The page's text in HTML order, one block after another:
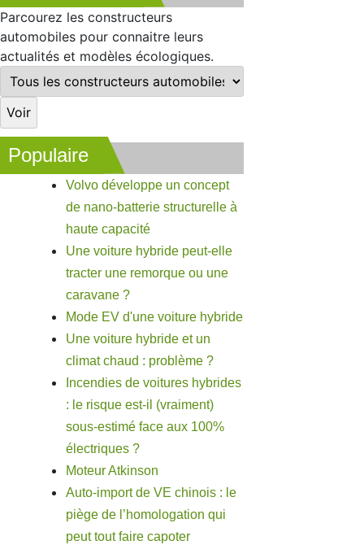
Parcourez les constructeurs
automobiles pour connaitre leurs
actualités et modèles écologiques.
Populaire
Volvo développe un concept
de nano-batterie structurelle à
haute capacité
Une voiture hybride peut-elle
tracter une remorque ou une
caravane ?
Mode EV d'une voiture hybride
Une voiture hybride et un
climat chaud : problème ?
Incendies de voitures hybrides
: le risque est-il (vraiment)
sous-estimé face aux 100%
électriques ?
Moteur Atkinson
Auto-import de VE chinois : le
piège de l’homologation qui
peut tout faire capoter